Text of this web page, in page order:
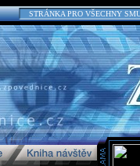
STRÁNKA PRO VŠECHNY